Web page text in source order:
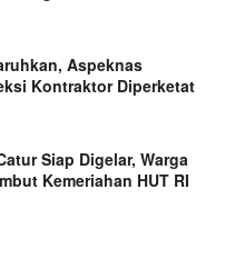
Aspeknas
Kontraktor Diperketat
Siap Digelar, Warga
Kemeriahan HUT RI